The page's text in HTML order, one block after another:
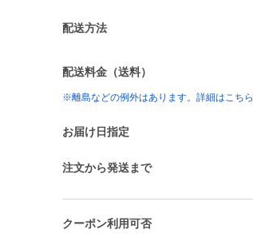
配送方法
配送料金（送料）
※離島などの例外はあります。詳細はこちら
お届け日指定
注文から発送まで
クーポン利用可否